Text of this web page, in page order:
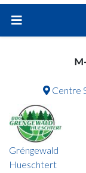
Centre
Gréngewald
Hueschtert